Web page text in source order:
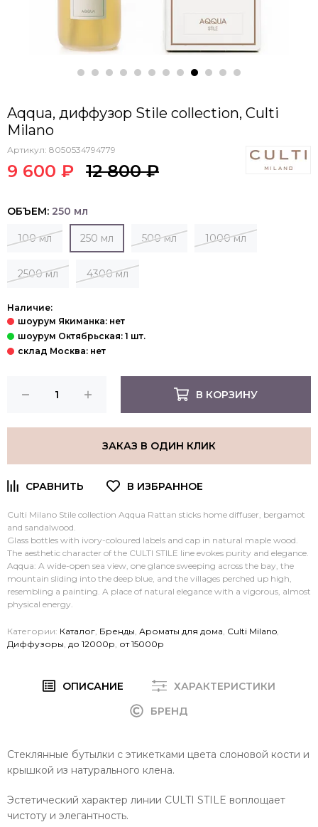
Aqqua, диффузор Stile collection, Culti
Milano
Артикул: 8050534794779
9 600 ₽ 12 800 ₽
ОБЪЕМ: 250 мл
100 мл 250 мл 500 мл 1000 мл
2500 мл 4300 мл
Наличие:
В КОРЗИНУ
ЗАКАЗ В ОДИН КЛИК
Culti Milano Stile collection Aqqua Rattan sticks home diffuser, bergamot
and sandalwood.
Glass bottles with ivory-coloured labels and cap in natural maple wood.
The aesthetic character of the CULTI STILE line evokes purity and elegance.
Aqqua: A wide-open sea view, one glance sweeping across the bay, the
mountain sliding into the deep blue, and the villages perched up high,
resembling a painting. A place of natural elegance with a vigorous, almost
physical energy.
Категории: Каталог Бренды Ароматы для дома Culti Milano
Диффузоры до 12000р от 15000р
ОПИСАНИЕ
ХАРАКТЕРИСТИКИ
БРЕНД
Стеклянные бутылки с этикетками цвета слоновой кости и
крышкой из натурального клена.
Эстетический характер линии CULTI STILE воплощает
чистоту и элегантность.